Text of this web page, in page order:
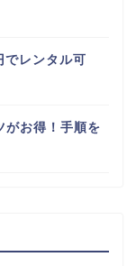
レンタル可
がお得！手順を